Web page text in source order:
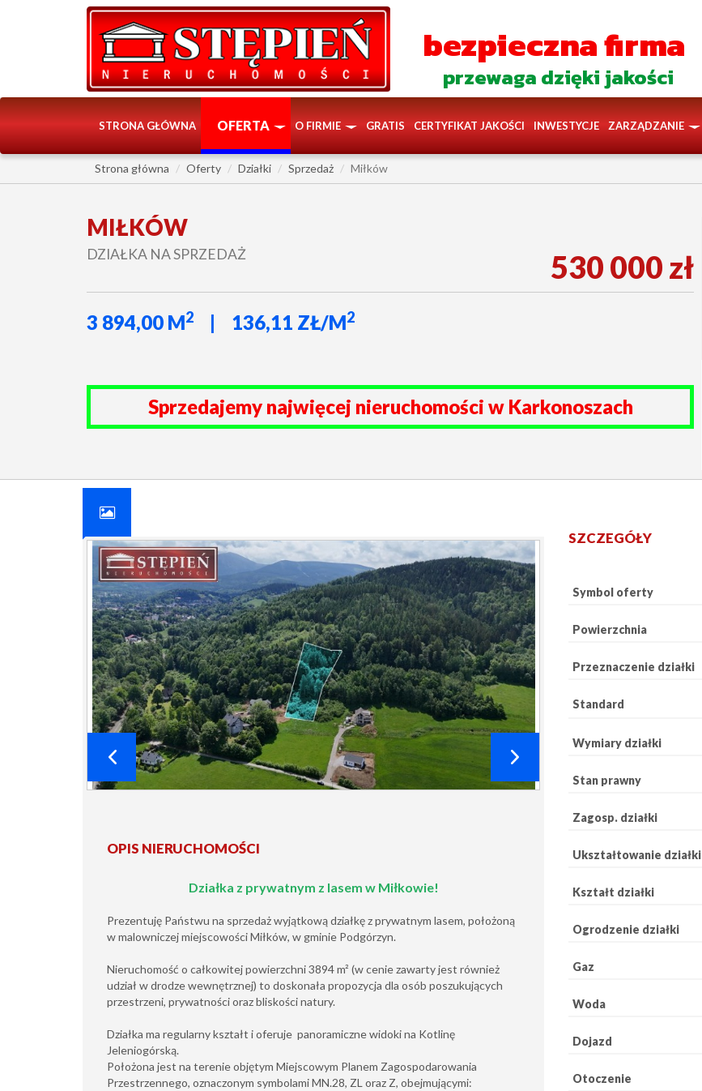
bezpieczna firma
przewaga dzięki jakości
STRONA GŁÓWNA OFERTA O FIRMIE GRATIS CERTYFIKAT JAKOŚCI INWESTYCJE ZARZĄDZANIE
Strona główna Oferty Działki Sprzedaż Miłków
MIŁKÓW
DZIAŁKA NA SPRZEDAŻ
3 894,00 M2 136,11 ZŁ/M2
530 000 zł
Sprzedajemy najwięcej nieruchomości w Karkonoszach
OPIS NIERUCHOMOŚCI
Działka z prywatnym z lasem w Miłkowie!
Prezentuję Państwu na sprzedaż wyjątkową działkę z prywatnym lasem, położoną
w malowniczej miejscowości Miłków, w gminie Podgórzyn.
Nieruchomość o całkowitej powierzchni 3894 m² (w cenie zawarty jest również
udział w drodze wewnętrznej) to doskonała propozycja dla osób poszukujących
przestrzeni, prywatności oraz bliskości natury.
Działka ma regularny kształt i oferuje panoramiczne widoki na Kotlinę
Jeleniogórską.
Położona jest na terenie objętym Miejscowym Planem Zagospodarowania
Przestrzennego, oznaczonym symbolami MN.28, ZL oraz Z, obejmującymi:
SZCZEGÓŁY
Symbol oferty
Powierzchnia
Przeznaczenie działki
Standard
Wymiary działki
Stan prawny
Zagosp. działki
Ukształtowanie działki
Kształt działki
Ogrodzenie działki
Gaz
Woda
Dojazd
Otoczenie